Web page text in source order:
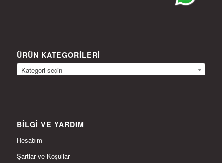
ÜRÜN KATEGORILERI
Kategori seçin
BILGI VE YARDIM
Hesabım
Şartlar ve Koşullar